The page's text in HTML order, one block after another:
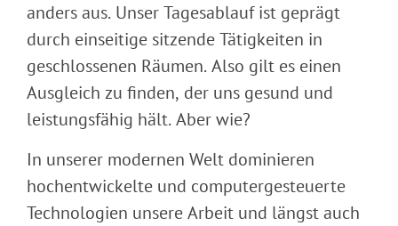
anders aus. Unser Tagesablauf ist geprägt
durch einseitige sitzende Tätigkeiten in
geschlossenen Räumen. Also gilt es einen
Ausgleich zu finden, der uns gesund und
leistungsfähig hält. Aber wie?
In unserer modernen Welt dominieren
hochentwickelte und computergesteuerte
Technologien unsere Arbeit und längst auch